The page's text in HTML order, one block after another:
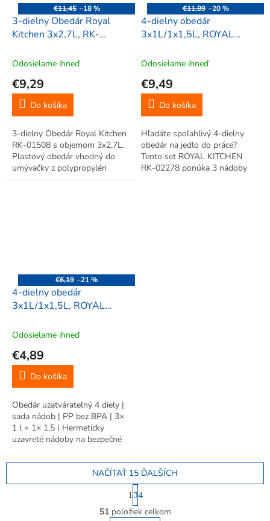
€11,45 –18 %
3-dielny Obedár Royal
Kitchen 3x2,7L, RK-
Odosielame ihneď
€9,29
Do košíka
3-dielny Obedár Royal Kitchen
RK-01508 s objemom 3x2,7L.
Plastový obedár vhodný do
umývačky z polypropylén
materiálu. Odolný -40°C až
€11,89 –20 %
4-dielny obedár
3x1L/1x1,5L, ROYAL
Odosielame ihneď
€9,49
Do košíka
Hľadáte spoľahlivý 4-dielny
obedár na jedlo do práce?
Tento set ROYAL KITCHEN
RK-02278 ponúka 3 nádoby
€6,19 –21 %
4-dielny obedár
3x1L/1x1,5L, ROYAL
Odosielame ihneď
€4,89
Do košíka
Obedár uzatvárateľný 4 diely |
sada nádob | PP bez BPA | 3×
1 l + 1× 1,5 l Hermeticky
uzavreté nádoby na bezpečné
doma aj na cestách. ✅ Vhodné
do umývačky riadu ✅ Odolné
od -20 °C do +120 °C —...
O
v
NAČÍTAŤ 15 ĎALŠÍCH
S
t
r
1 4
51položiek celkom